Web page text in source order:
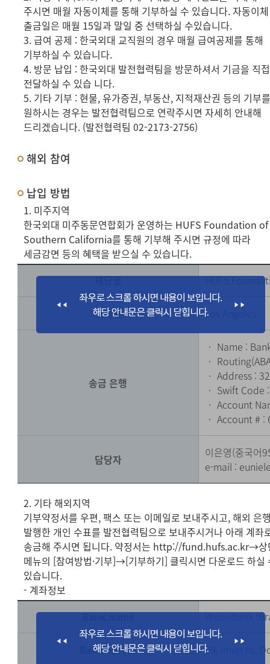
주시면 매월 자동이체를 통해 기부하실 수 있습니다. 자동이체
출금일은 매월 15일과 말일 중 선택하실 수있습니다.
3. 급여 공제 : 한국외대 교직원의 경우 매월 급여공제를 통해
기부하실 수 있습니다.
4. 방문 납입 : 한국외대 발전협력팀을 방문하셔서 기금을 직접
전달하실 수 있습 니다.
5. 기타 기부 : 현물, 유가증권, 부동산, 지적재산권 등의 기부
원하시는 경우는 발전협력팀으로 연락주시면 자세히 안내해
드리겠습니다. (발전협력팀 02-2173-2756)
해외 참여
납입 방법
1. 미주지역
한국외대 미주동문연합회가 운영하는 HUFS Foundation of
Southern California를 통해 기부해 주시면 규정에 따라
세금감면 등의 혜택을 받으실 수 있습니다.
재단명
HUFS
소재지 Los Angeles
송금 은행
‧ Name :
‧
‧ Address :
‧ Swift Code
‧ Account
‧ Account # :
담당자
이은영(중국어
e-mail :
2. 기타 해외지역
기부약정서를 우편, 팩스 또는 이메일로 보내주시고, 해외 은
발행한 개인 수표를 발전협력팀으로 보내주시거나 아래 계좌
송금해 주시면 됩니다. 약정서는 http://fund.hufs.ac.kr→상
메뉴의 [참여방법·기부]→[기부하기] 클릭시면 다운로드 하실
있습니다.
- 계좌정보
Bank name
Wooribank
Bank adress 99, Imun-ro,